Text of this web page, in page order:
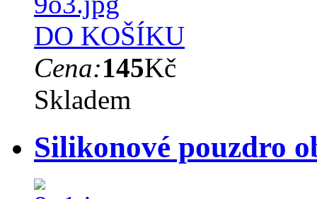
DO KOŠÍKU
Cena:145Kč
Skladem
Silikonové pouzdro